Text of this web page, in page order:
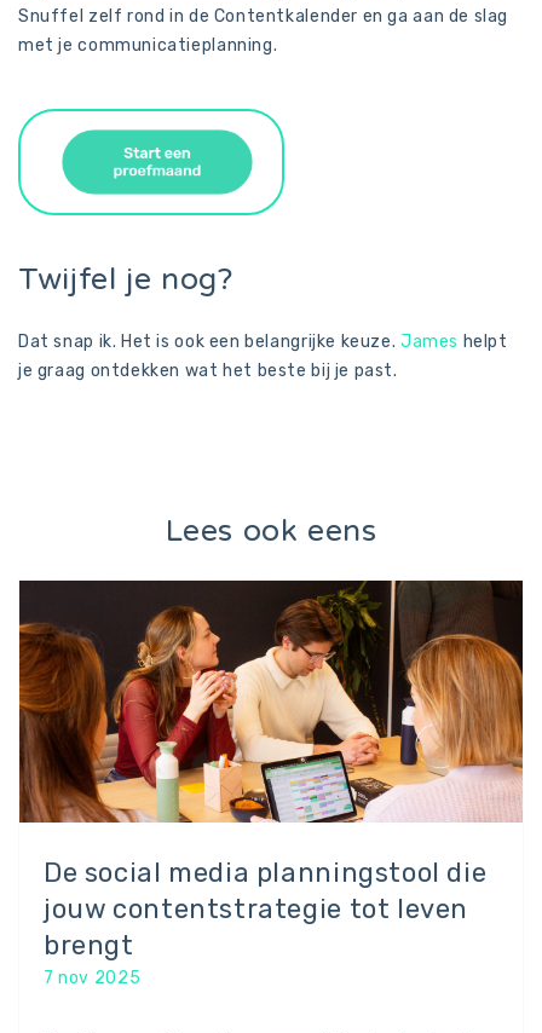
Snuffel zelf rond in de Contentkalender en ga aan de slag
met je communicatieplanning.
Twijfel je nog?
Dat snap ik. Het is ook een belangrijke keuze. James helpt
je graag ontdekken wat het beste bij je past.
Lees ook eens
De social media planningstool die
jouw contentstrategie tot leven
brengt
7 nov 2025